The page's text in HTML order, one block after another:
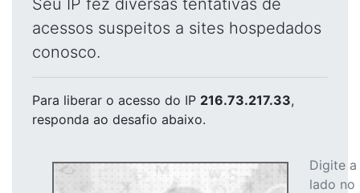
Seu IP fez diversas tentativas de
acessos suspeitos a sites hospedados
conosco.
Para liberar o acesso do IP 216.73.217.33,
responda ao desafio abaixo.
Digite
lado no